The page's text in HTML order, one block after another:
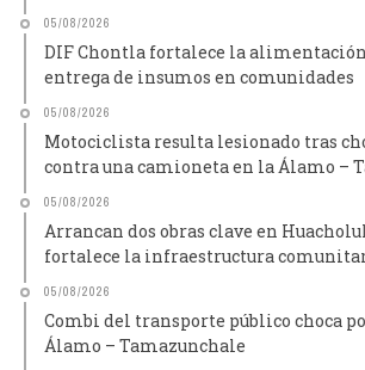
05/08/2026
DIF Chontla fortalece la
entrega de insumos en comunidades
05/08/2026
Motociclista resulta lesionado tras
contra una camioneta en la Álamo –
05/08/2026
Arrancan dos obras clave en
fortalece la infraestructura
05/08/2026
Combi del transporte público choca
Álamo – Tamazunchale